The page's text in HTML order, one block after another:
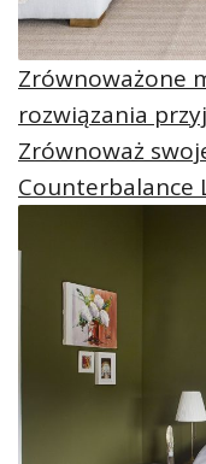
Zrównoważone
rozwiązania
Zrównoważ
Counterbalance